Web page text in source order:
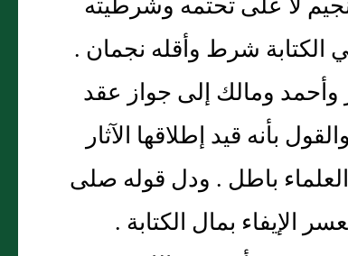
الكتابة شرط وأقله نجمان .
وأحمد ومالك إلى جواز عقد
بأنه قيد إطلاقها الآثار
باطل . ودل قوله صلى
الإيفاء بمال الكتابة .